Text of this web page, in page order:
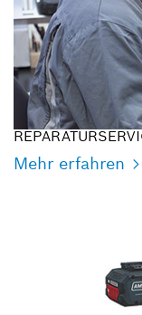
Mehr erfahren